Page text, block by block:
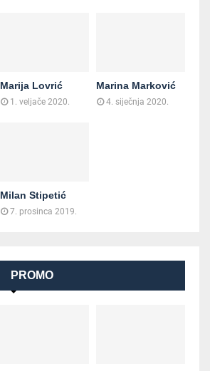
Marija Lovrić
1. veljače 2020.
Marina Marković
4. siječnja 2020.
Milan Stipetić
7. prosinca 2019.
PROMO